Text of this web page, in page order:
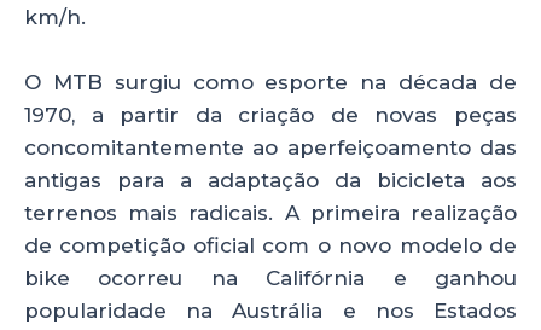
km/h.
O MTB surgiu como esporte na década de
1970, a partir da criação de novas peças
concomitantemente ao aperfeiçoamento das
antigas para a adaptação da bicicleta aos
terrenos mais radicais. A primeira realização
de competição oficial com o novo modelo de
bike ocorreu na Califórnia e ganhou
popularidade na Austrália e nos Estados